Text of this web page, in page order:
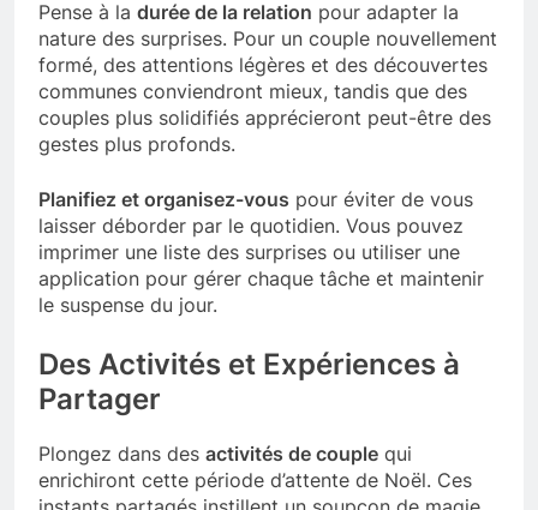
Pense à la durée de la relation pour adapter la
nature des surprises. Pour un couple nouvellement
formé, des attentions légères et des découvertes
communes conviendront mieux, tandis que des
couples plus solidifiés apprécieront peut-être des
gestes plus profonds.
Planifiez et organisez-vous pour éviter de vous
laisser déborder par le quotidien. Vous pouvez
imprimer une liste des surprises ou utiliser une
application pour gérer chaque tâche et maintenir
le suspense du jour.
Des Activités et Expériences à
Partager
Plongez dans des activités de couple qui
enrichiront cette période d’attente de Noël. Ces